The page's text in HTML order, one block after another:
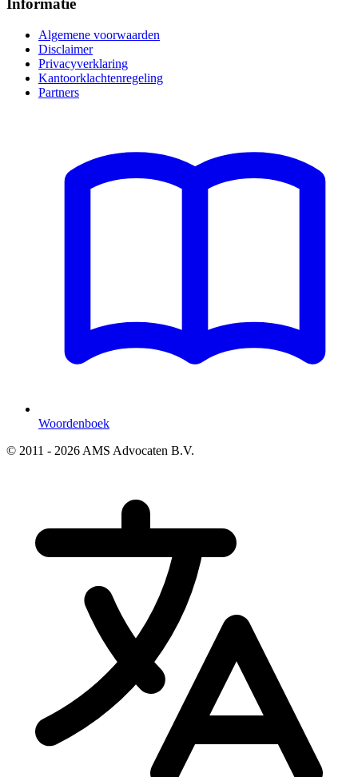
Informatie
Algemene voorwaarden
Disclaimer
Privacyverklaring
Kantoorklachtenregeling
Partners
Woordenboek
© 2011 - 2026 AMS Advocaten B.V.